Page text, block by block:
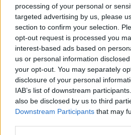
processing of your personal or
targeted advertising by us, please
section to confirm your selection.
opt-out request is processed you
interest-based ads based on
us or personal information
your opt-out. You may separately
disclosure of your personal
IAB’s list of downstream
also be disclosed by us to third
Downstream Participants that may
ΑΣΕΠ: Εξ αποστάσεως
Πιστοποίηση
μέρες